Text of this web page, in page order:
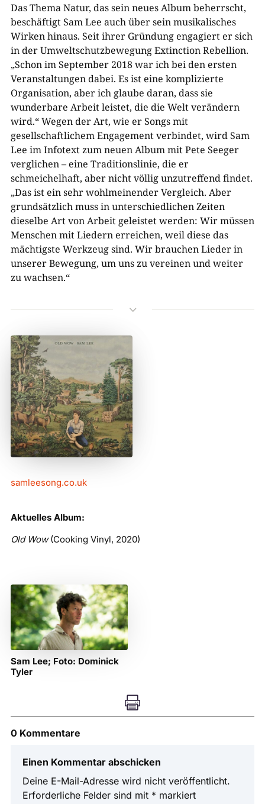
Das Thema Natur, das sein neues Album beherrscht,
beschäftigt Sam Lee auch über sein musikalisches
Wirken hinaus. Seit ihrer Gründung engagiert er sich
in der Umweltschutzbewegung Extinction Rebellion.
„Schon im September 2018 war ich bei den ersten
Veranstaltungen dabei. Es ist eine komplizierte
Organisation, aber ich glaube daran, dass sie
wunderbare Arbeit leistet, die die Welt verändern
wird.“ Wegen der Art, wie er Songs mit
gesellschaftlichem Engagement verbindet, wird Sam
Lee im Infotext zum neuen Album mit Pete Seeger
verglichen – eine Traditionslinie, die er
schmeichelhaft, aber nicht völlig unzutreffend findet.
„Das ist ein sehr wohlmeinender Vergleich. Aber
grundsätzlich muss in unterschiedlichen Zeiten
dieselbe Art von Arbeit geleistet werden: Wir müssen
Menschen mit Liedern erreichen, weil diese das
mächtigste Werkzeug sind. Wir brauchen Lieder in
unserer Bewegung, um uns zu vereinen und weiter
zu wachsen.“
3
samleesong.co.uk
Aktuelles Album:
Old Wow(Cooking Vinyl, 2020)
Sam Lee; Foto: Dominick
Tyler

0 Kommentare
Einen Kommentar abschicken
Deine E-Mail-Adresse wird nicht veröffentlicht.
Erforderliche Felder sind mit * markiert